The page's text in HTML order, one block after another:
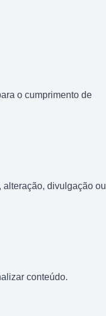
o cumprimento de
divulgação ou
conteúdo.